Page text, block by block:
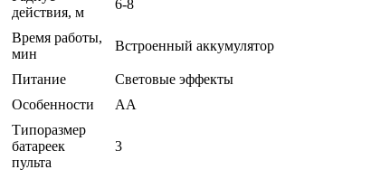
действия, м
6-8
Время работы,
мин
Встроенный аккумулятор
Питание
Световые эффекты
Особенности
AA
Типоразмер
батареек
пульта
3